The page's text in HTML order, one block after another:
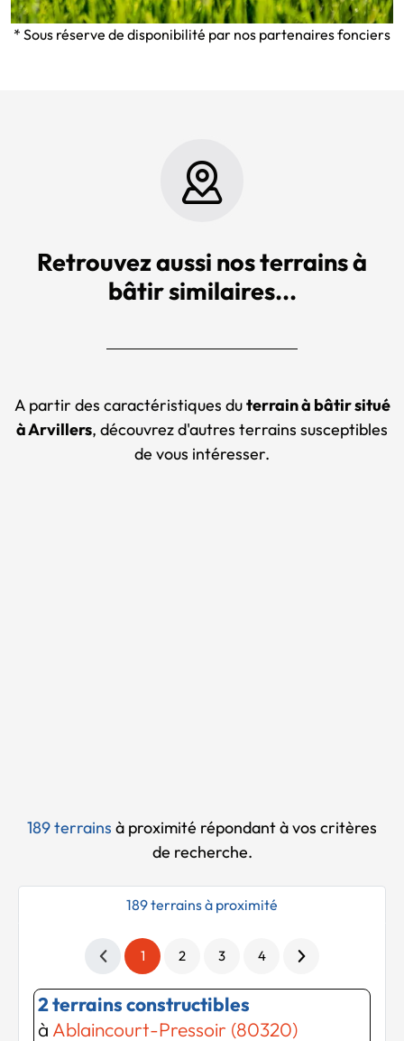
* Sous réserve de disponibilité par nos partenaires fonciers
Retrouvez aussi nos terrains à
bâtir similaires...
A partir des caractéristiques duterrain à bâtir situé
à Arvillers, découvrez d'autres terrains susceptibles
de vous intéresser.
189 terrains à proximité répondant à vos critères
de recherche.
189 terrains à proximité
1 2 3 4
2 terrains constructibles
à Ablaincourt-Pressoir (80320)